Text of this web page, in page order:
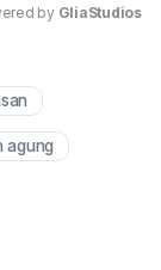
by GliaStudios
agung